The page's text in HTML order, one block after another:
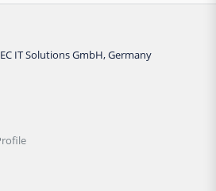
IT Solutions GmbH, Germany